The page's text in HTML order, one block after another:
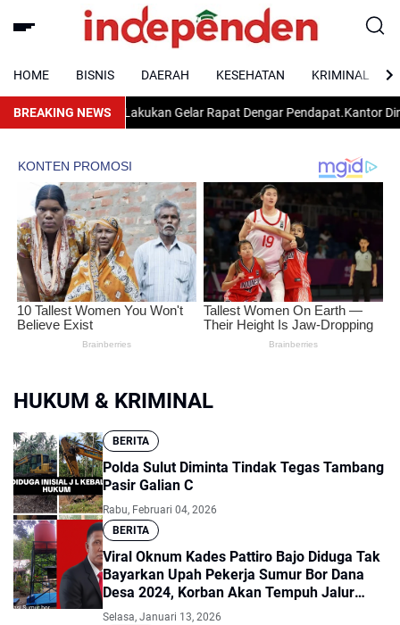
HOME BISNIS DAERAH KESEHATAN KRIMINAL
BREAKING NEWS
Kab. Wajo Lakukan Gelar Rapat Dengar Pendapat.Kantor Dinas
HUKUM & KRIMINAL
BERITA
Polda Sulut Diminta Tindak Tegas Tambang
Pasir Galian C
Rabu, Februari 04, 2026
BERITA
Viral Oknum Kades Pattiro Bajo Diduga Tak
Bayarkan Upah Pekerja Sumur Bor Dana
Desa 2024, Korban Akan Tempuh Jalur
Hukum
Selasa, Januari 13, 2026